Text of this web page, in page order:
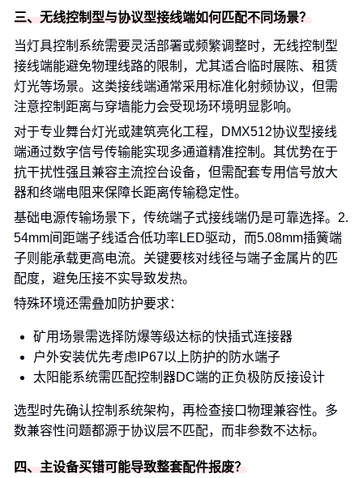
三、无线控制型与协议型接线端如何匹配不同场景？
当灯具控制系统需要灵活部署或频繁调整时，无线控制型
接线端能避免物理线路的限制，尤其适合临时展陈、租赁
灯光等场景。这类接线端通常采用标准化射频协议，但需
注意控制距离与穿墙能力会受现场环境明显影响。
对于专业舞台灯光或建筑亮化工程，DMX512协议型接线
端通过数字信号传输能实现多通道精准控制。其优势在于
抗干扰性强且兼容主流控台设备，但需配套专用信号放大
器和终端电阻来保障长距离传输稳定性。
基础电源传输场景下，传统端子式接线端仍是可靠选择。2.
54mm间距端子线适合低功率LED驱动，而5.08mm插簧端
子则能承载更高电流。关键要核对线径与端子金属片的匹
配度，避免压接不实导致发热。
特殊环境还需叠加防护要求：
矿用场景需选择防爆等级达标的快插式连接器
户外安装优先考虑IP67以上防护的防水端子
太阳能系统需匹配控制器DC端的正负极防反接设计
选型时先确认控制系统架构，再检查接口物理兼容性。多
数兼容性问题都源于协议层不匹配，而非参数不达标。
四、主设备买错可能导致整套配件报废？